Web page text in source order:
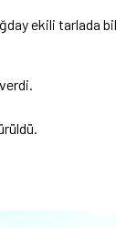
ekili tarlada